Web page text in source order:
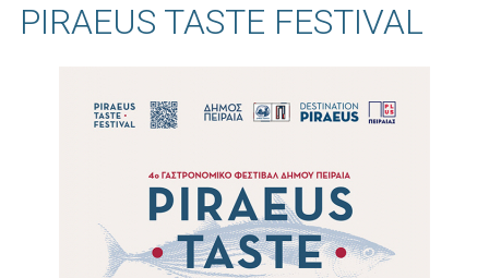
PIRAEUS TASTE FESTIVAL